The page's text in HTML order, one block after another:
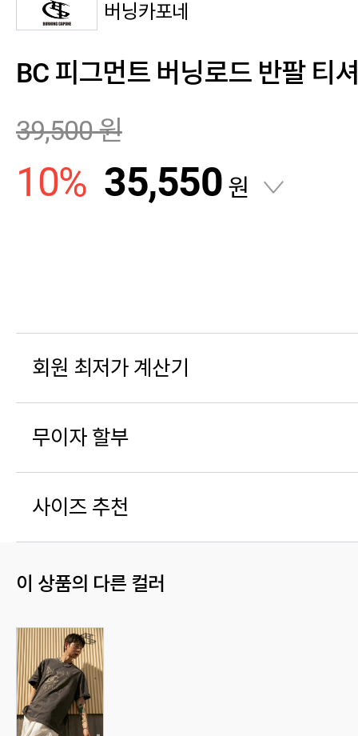
버닝카포네
BC 피그먼트 버닝로드 반팔 티
39,500원
10% 35,550 원
회원 최저가 계산기
무이자 할부
사이즈 추천
이 상품의 다른 컬러